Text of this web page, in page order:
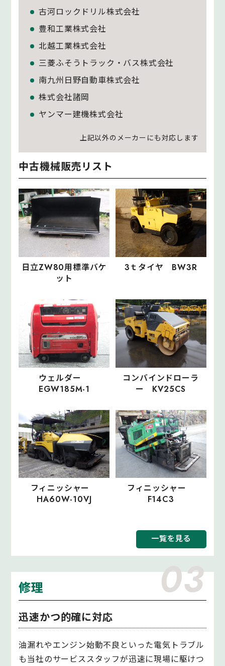
古河ロックドリル株式会社
豊和工業株式会社
北越工業株式会社
三菱ふそうトラック・バス株式会社
南九州日野自動車株式会社
株式会社諸岡
ヤンマー建機株式会社
上記以外のメーカーにも対応します
中古機械販売リスト
日立ZW80用標準バケ
ット
3ｔタイヤ BW3R
ウェルダー
EGW185M-1
コンバインドローラ
ー KV25CS
フィニッシャー
HA60W-10VJ
フィニッシャー
F14C3
一覧を見る
修理 03
迅速かつ的確に対応
油漏れやエンジン始動不良といった電気トラブル
も当社のサービススタッフが迅速に現場に駆けつ